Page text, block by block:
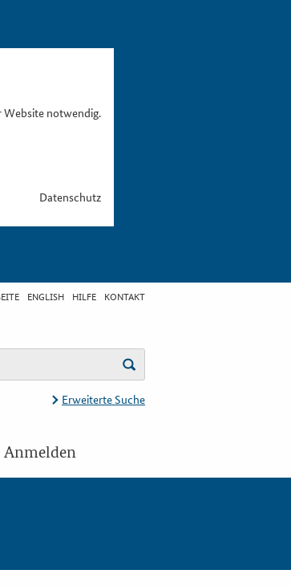
Website notwendig.
Datenschutz
ENGLISH HILFE KONTAKT
Erweiterte Suche
Anmelden